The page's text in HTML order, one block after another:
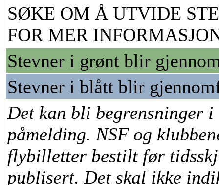
SØKE OM Å UTVIDE
FOR MER
Stevner i grønt blir
Stevner i blått blir
Det kan bli begrensninger
påmelding. NSF og
flybilletter bestilt før
publisert. Det skal ikke